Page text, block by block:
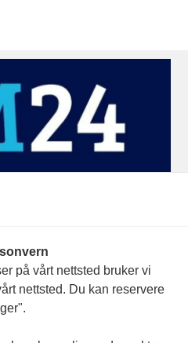
på vårt nettsted bruker vi
nettsted. Du kan reservere